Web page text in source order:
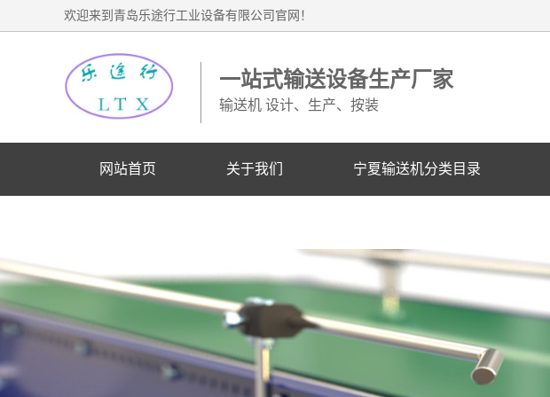
欢迎来到青岛乐途行工业设备有限公司官网！
一站式输送设备生产厂家
输送机 设计、生产、按装
网站首页 关于我们 宁夏输送机分类目录